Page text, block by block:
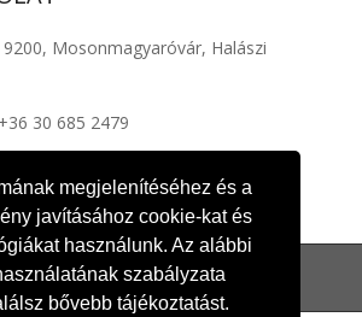
megjelenítéséhez és a
javításához cookie-kat és
használunk. Az alábbi
szabályzata
bővebb tájékoztatást.
9200, Mosonmagyaróvár, Halászi
+36 30 685 2479